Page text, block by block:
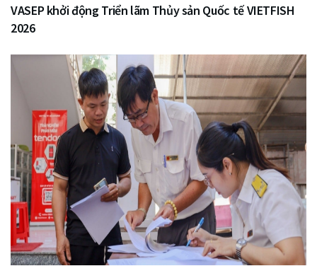
VASEP khởi động Triển lãm Thủy sản Quốc tế VIETFISH
2026